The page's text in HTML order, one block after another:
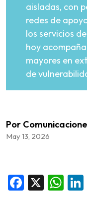
aisladas, con
redes de
los servicios
hoy
mayores en
de
Por
May 13, 2026
X